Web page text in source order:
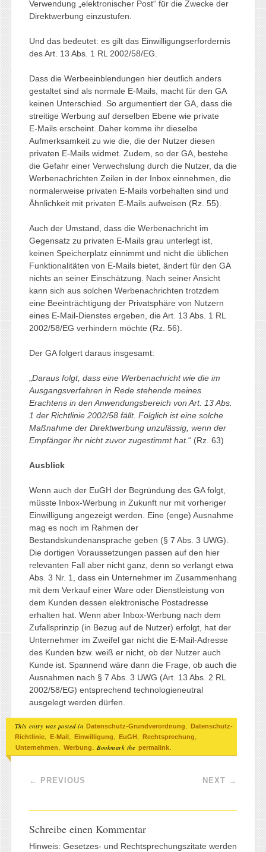
Verwendung „elektronischer Post“ für die Zwecke der
Direktwerbung einzustufen.
Und das bedeutet: es gilt das Einwilligungserfordernis
des Art. 13 Abs. 1 RL 2002/58/EG.
Dass die Werbeeinblendungen hier deutlich anders
gestaltet sind als normale E-Mails, macht für den GA
keinen Unterschied. So argumentiert der GA, dass die
streitige Werbung auf derselben Ebene wie private
E‑Mails erscheint. Daher komme ihr dieselbe
Aufmerksamkeit zu wie die, die der Nutzer diesen
privaten E‑Mails widmet. Zudem, so der GA, bestehe
die Gefahr einer Verwechslung durch die Nutzer, da die
Werbenachrichten Zeilen in der Inbox einnehmen, die
normalerweise privaten E‑Mails vorbehalten sind und
Ähnlichkeit mit privaten E‑Mails aufweisen (Rz. 55).
Auch der Umstand, dass die Werbenachricht im
Gegensatz zu privaten E‑Mails grau unterlegt ist,
keinen Speicherplatz einnimmt und nicht die üblichen
Funktionalitäten von E‑Mails bietet, ändert für den GA
nichts an seiner Einschätzung. Nach seiner Ansicht
kann sich aus solchen Werbenachrichten trotzdem
eine Beeinträchtigung der Privatsphäre von Nutzern
eines E‑Mail-Dienstes ergeben, die Art. 13 Abs. 1 RL
2002/58/EG verhindern möchte (Rz. 56).
Der GA folgert daraus insgesamt:
Daraus folgt, dass eine Werbenachricht wie die im
Ausgangsverfahren in Rede stehende meines
Erachtens in den Anwendungsbereich von Art. 13 Abs.
1 der Richtlinie 2002/58 fällt. Folglich ist eine solche
Maßnahme der Direktwerbung unzulässig, wenn der
Empfänger ihr nicht zuvor zugestimmt hat.“ (Rz. 63)
Ausblick
Wenn auch der EuGH der Begründung des GA folgt,
müsste Inbox-Werbung in Zukunft nur mit vorheriger
Einwilligung angezeigt werden. Eine (enge) Ausnahme
mag es noch im Rahmen der
Bestandskundenansprache geben (§ 7 Abs. 3 UWG).
Die dortigen Voraussetzungen passen auf den hier
relevanten Fall aber nicht ganz, denn so verlangt etwa
Abs. 3 Nr. 1, dass ein Unternehmer im Zusammenhang
mit dem Verkauf einer Ware oder Dienstleistung von
dem Kunden dessen elektronische Postadresse
erhalten hat. Wenn aber Inbox-Werbung nach dem
Zufallsprinzip (in Bezug auf de Nutzer) erfolgt, hat der
Unternehmer im Zweifel gar nicht die E-Mail-Adresse
des Kunden bzw. weiß er nicht, ob der Nutzer auch
Kunde ist. Spannend wäre dann die Frage, ob auch die
Ausnahmen nach § 7 Abs. 3 UWG (Art. 13 Abs. 2 RL
2002/58/EG) entsprechend technologieneutral
ausgelegt werden dürfen.
This entry was posted in Datenschutz-Grundverordnung,
Datenschutz-
Richtlinie, E-Mail , Einwilligung, EuGH , Rechtsprechung,
Unternehmen, Werbung. Bookmark the permalink.
Post navigation
← PREVIOUS NEXT →
Schreibe einen Kommentar
Hinweis: Gesetzes- und Rechtsprechungszitate werden